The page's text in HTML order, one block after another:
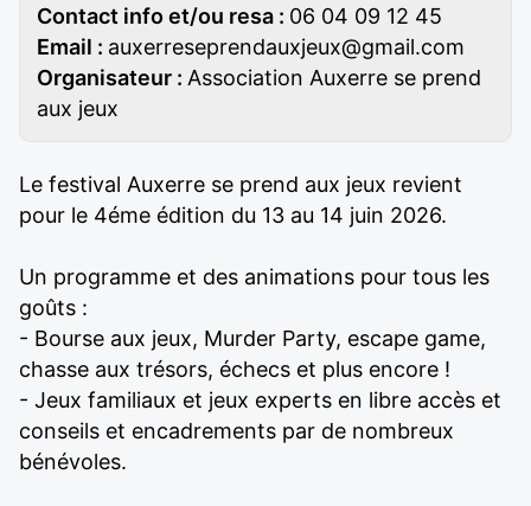
Contact info et/ou resa : 06 04 09 12 45
Email : auxerreseprendauxjeux@gmail.com
Organisateur : Association Auxerre se prend
aux jeux
Le festival Auxerre se prend aux jeux revient
pour le 4éme édition du 13 au 14 juin 2026.
Un programme et des animations pour tous les
goûts :
- Bourse aux jeux, Murder Party, escape game,
chasse aux trésors, échecs et plus encore !
- Jeux familiaux et jeux experts en libre accès et
conseils et encadrements par de nombreux
bénévoles.